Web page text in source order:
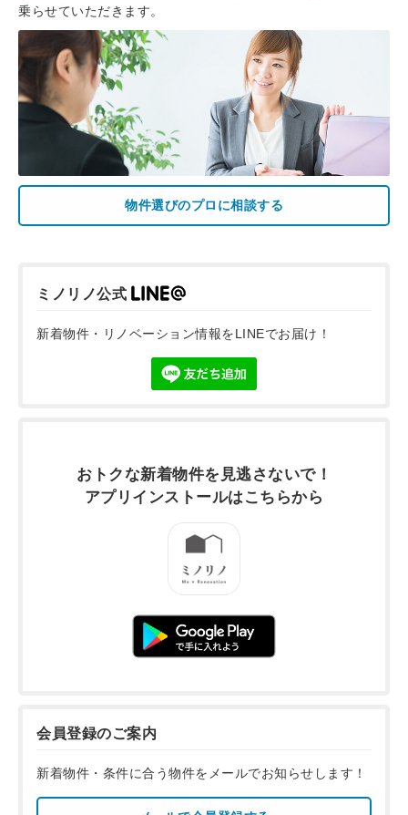
乗らせていただきます。
物件選びのプロに相談する
ミノリノ公式
新着物件・リノベーション情報をLINEでお届け！
おトクな新着物件を 見逃さないで！
アプリインストールはこちらから
会員登録のご案内
新着物件・条件に合う物件をメールでお知らせします！